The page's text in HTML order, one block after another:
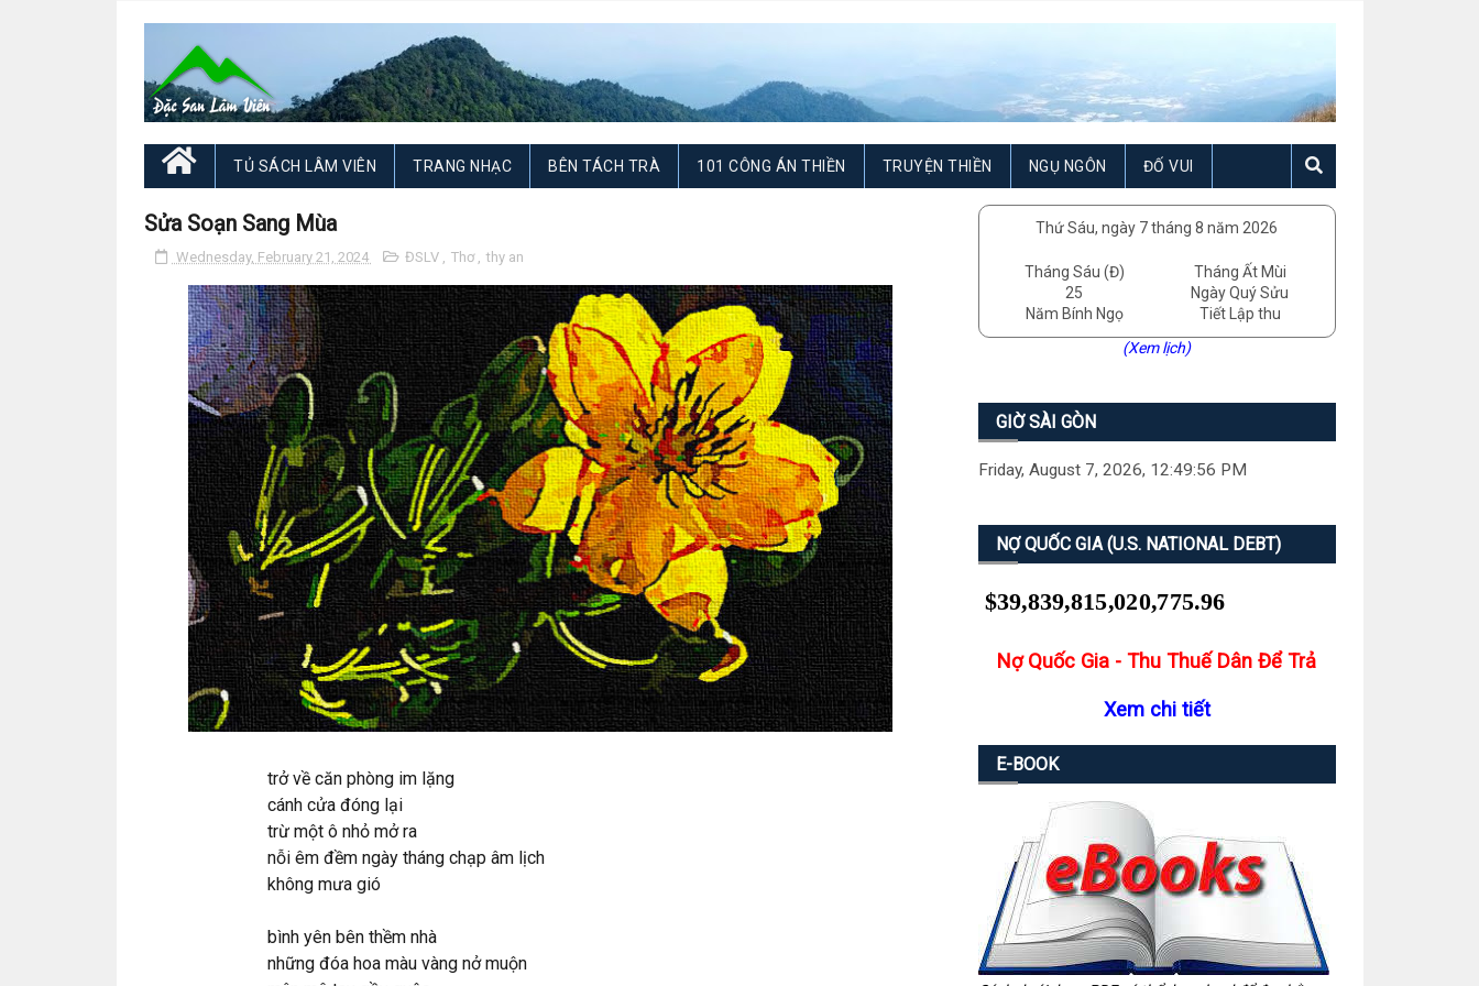
TỦ SÁCH LÂM VIÊN TRANG NHẠC BÊN TÁCH TRÀ 101 CÔNG ÁN THIỀN TRUYỆN THIỀN NGỤ NGÔN ĐỐ VUI
Sửa Soạn Sang Mùa
Wednesday, February 21, 2024 ĐSLV , Thơ , thy an
trở về căn phòng im lặng
cánh cửa đóng lại
trừ một ô nhỏ mở ra
nỗi êm đềm ngày tháng chạp âm lịch
không mưa gió
bình yên bên thềm nhà
những đóa hoa màu vàng nở muộn
Thứ Sáu, ngày 7 tháng 8 năm 2026
Tháng Sáu (Đ)
25
Năm Bính Ngọ
Tháng Ất Mùi
Ngày Quý Sửu
Tiết Lập thu
(Xem lịch)
GIỜ SÀI GÒN
Friday, August 7, 2026, 12:49:57 PM
NỢ QUỐC GIA (U.S. NATIONAL DEBT)
Nợ Quốc Gia - Thu Thuế Dân Để Trả
Xem chi tiết
E-BOOK